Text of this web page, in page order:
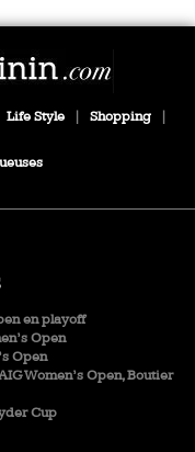
Life Style | Shopping |
en playoff
Open
Open
Women’s Open, Boutier
Cup